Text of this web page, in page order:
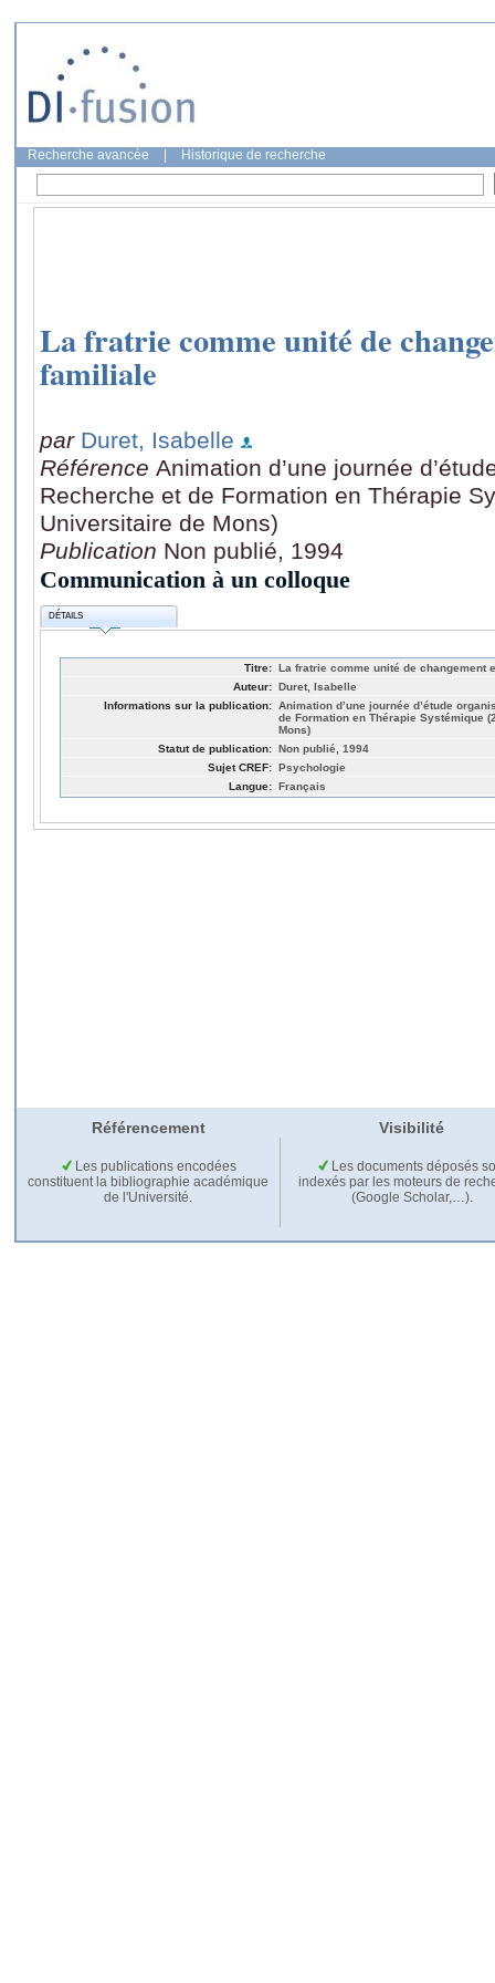
Recherche avancée Historique de recherche
La fratrie comme unité de
familiale
par Duret, Isabelle
Référence Animation d’une journée
Recherche et de Formation en Thérapie
Universitaire de Mons)
Publication Non publié, 1994
Communication à un colloque
DÉTAILS
Titre: La fratrie comme unité de changement
Auteur: Duret, Isabelle
Informations sur la publication: Animation d’une journée d’étude
de Formation en Thérapie Systémique
Mons)
Statut de publication: Non publié, 1994
Sujet CREF: Psychologie
Langue: Français
Référencement Visibilité
Les publications encodées
constituent la bibliographie académique
de l'Université.
Les documents déposés
indexés par les moteurs de
(Google Scholar,…).